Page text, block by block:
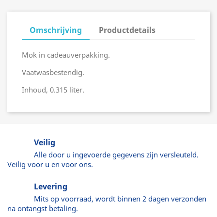
Omschrijving Productdetails
Mok in cadeauverpakking.
Vaatwasbestendig.
Inhoud, 0.315 liter.
Veilig
Alle door u ingevoerde gegevens zijn versleuteld.
Veilig voor u en voor ons.
Levering
Mits op voorraad, wordt binnen 2 dagen verzonden
na ontangst betaling.